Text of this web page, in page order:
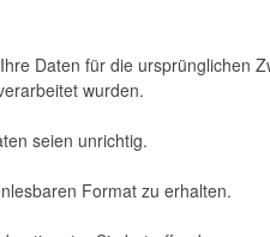
Daten für die ursprünglichen
wurden.
seien unrichtig.
Format zu erhalten.